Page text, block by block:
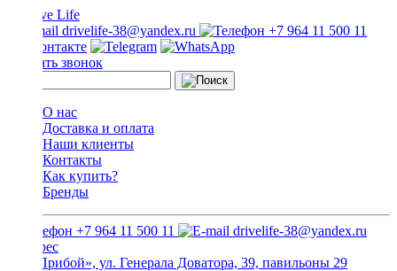
drivelife-38@yandex.ru +7 964 11 500 11
Заказать звонок
О нас
Доставка и оплата
Наши клиенты
Контакты
Как купить?
Бренды
+7 964 11 500 11 drivelife-38@yandex.ru
ТЦ «Прибой», ул. Генерала Доватора, 39, павильоны 29